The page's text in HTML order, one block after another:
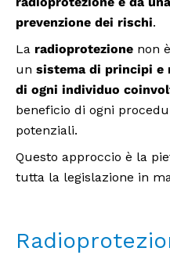
prevenzione dei rischi.
La radioprotezione non
un sistema di principi e
di ogni individuo
beneficio di ogni
potenziali.
Questo approccio è la
tutta la legislazione in